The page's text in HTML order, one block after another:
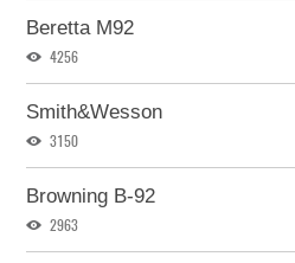
Beretta M92
4256
Smith&Wesson
3150
Browning B-92
2963